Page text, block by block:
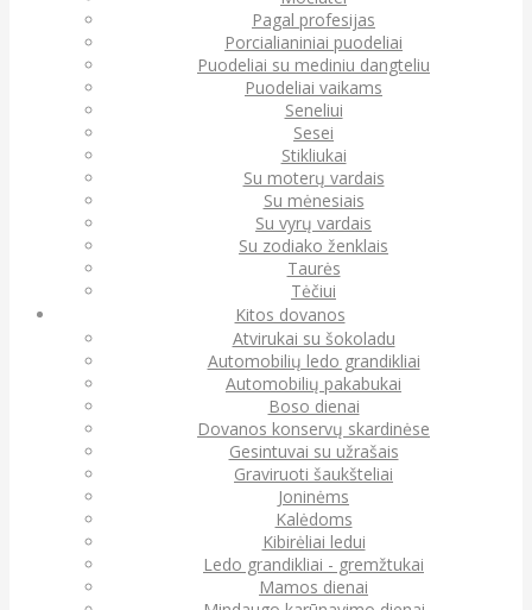
Pagal profesijas
Porcialianiniai puodeliai
Puodeliai su mediniu dangteliu
Puodeliai vaikams
Seneliui
Sesei
Stikliukai
Su moterų vardais
Su mėnesiais
Su vyrų vardais
Su zodiako ženklais
Taurės
Tėčiui
Kitos dovanos
Atvirukai su šokoladu
Automobilių ledo grandikliai
Automobilių pakabukai
Boso dienai
Dovanos konservų skardinėse
Gesintuvai su užrašais
Graviruoti šaukšteliai
Joninėms
Kalėdoms
Kibirėliai ledui
Ledo grandikliai - gremžtukai
Mamos dienai